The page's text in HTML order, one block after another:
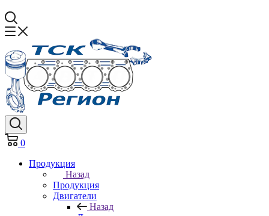
0
Продукция
Назад
Продукция
Двигатели
Назад